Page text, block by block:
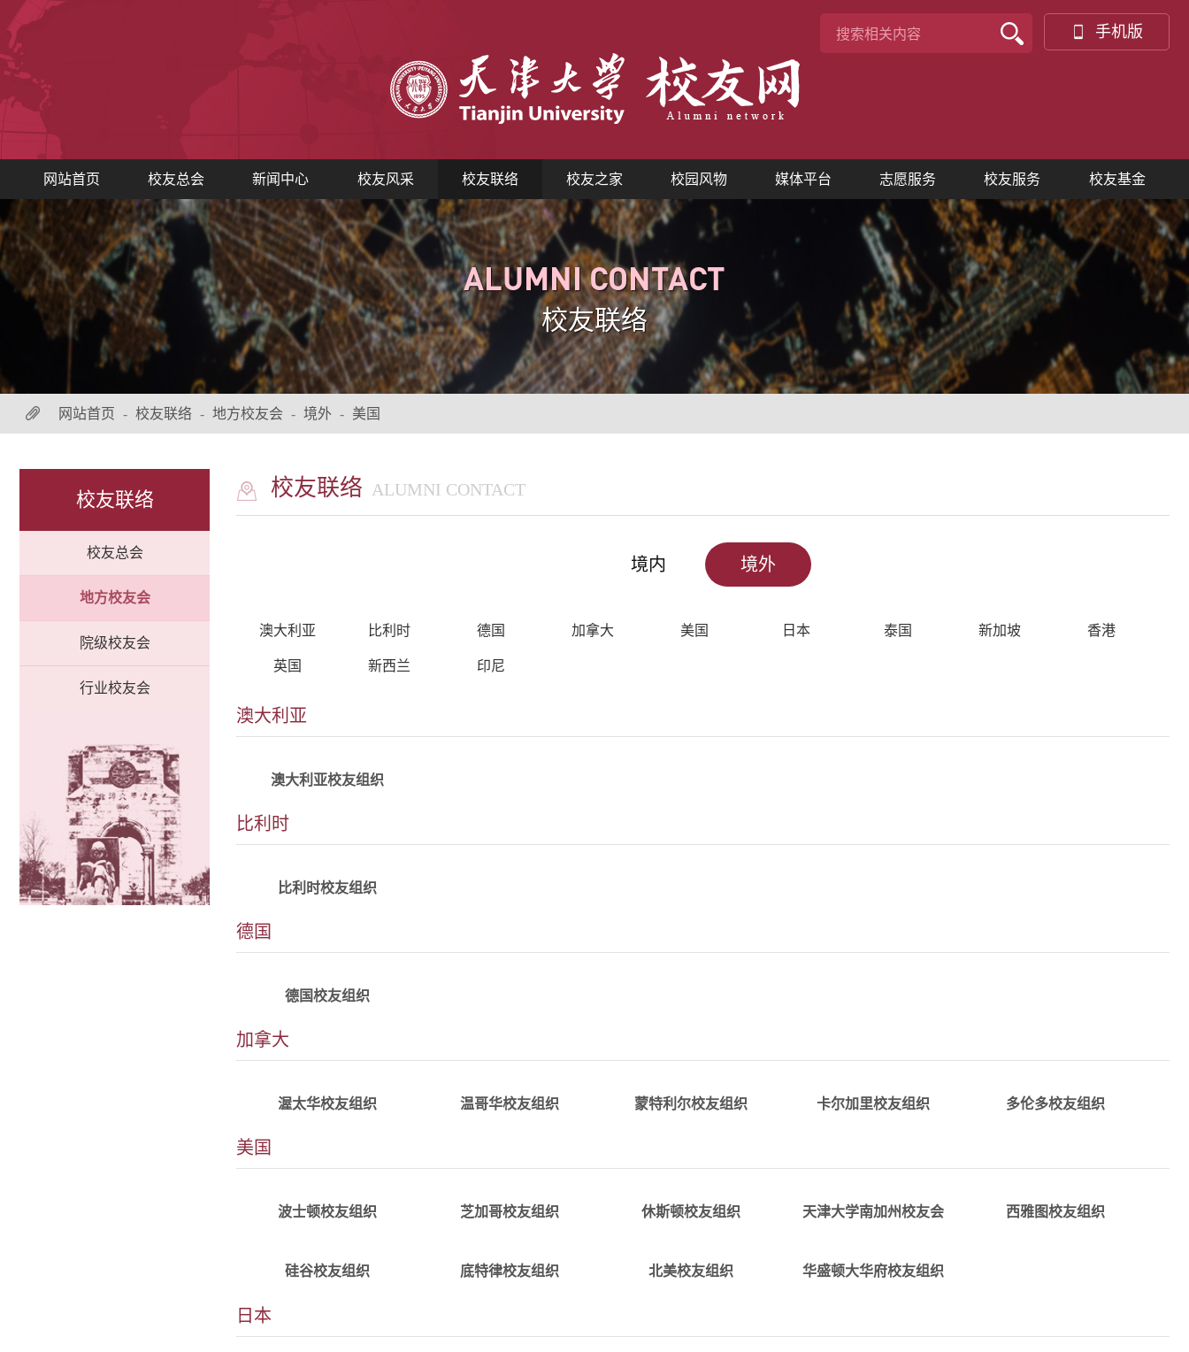
手机版
网站首页 校友总会 新闻中心 校友风采 校友联络 校友之家 校园风物 媒体平台 志愿服务 校友服务 校友基金
ALUMNI CONTACT
校友联络
网站首页 - 校友联络 - 地方校友会 - 境外 - 美国
校友联络 ALUMNI CONTACT
境内 境外
澳大利亚 比利时 德国 加拿大 美国 日本 泰国 新加坡 香港
英国 新西兰 印尼
澳大利亚
澳大利亚校友组织
比利时
比利时校友组织
德国
德国校友组织
加拿大
alumni_Ottawa@tju.edu.c
渥太华校友组织 温哥华校友组织
alumni_Montreal@tju.edu.c
蒙特利尔校友组织
alumni_Calgary@tju.edu.c
卡尔加里校友组织 多伦多校友组织
美国
波士顿校友组织
alumni_Chicago@tju.edu.c
芝加哥校友组织 休斯顿校友组织 天津大学南加州校友会
alumni_Middle_West@tju.edu.c
西雅图校友组织
详情
硅谷校友组织
alumni_Detroit@tju.edu.c
详情
底特律校友组织
详情
北美校友组织
详情
华盛顿大华府校友组织
日本
校友联络
校友总会
地方校友会
院级校友会
行业校友会